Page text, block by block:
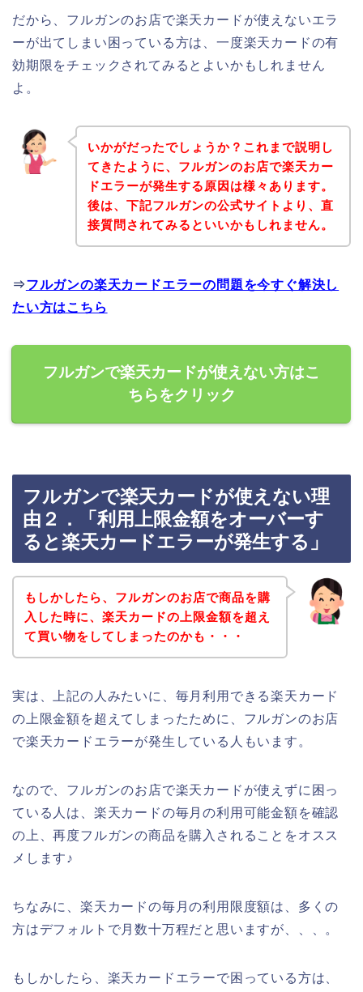
だから、フルガンのお店で楽天カードが使えないエラ
ーが出てしまい困っている方は、一度楽天カードの有
効期限をチェックされてみるとよいかもしれません
よ。
いかがだったでしょうか？これまで説明し
てきたように、フルガンのお店で楽天カー
ドエラーが発生する原因は様々あります。
後は、下記フルガンの公式サイトより、直
接質問されてみるといいかもしれません。
⇒フルガンの楽天カードエラーの問題を今すぐ解決し
たい方はこちら
フルガンで楽天カードが使えない方はこ
ちらをクリック
フルガンで楽天カードが使えない理
由２．「利用上限金額をオーバーす
ると楽天カードエラーが発生する」
もしかしたら、フルガンのお店で商品を購
入した時に、楽天カードの上限金額を超え
て買い物をしてしまったのかも・・・
実は、上記の人みたいに、毎月利用できる楽天カード
の上限金額を超えてしまったために、フルガンのお店
で楽天カードエラーが発生している人もいます。
なので、フルガンのお店で楽天カードが使えずに困っ
ている人は、楽天カードの毎月の利用可能金額を確認
の上、再度フルガンの商品を購入されることをオスス
メします♪
ちなみに、楽天カードの毎月の利用限度額は、多くの
方はデフォルトで月数十万程だと思いますが、、、。
もしかしたら、楽天カードエラーで困っている方は、